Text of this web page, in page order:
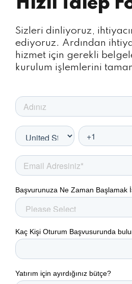
Sizleri dinliyoruz,
ediyoruz. Ardından
hizmet için gerekli
kurulum işlemlerini